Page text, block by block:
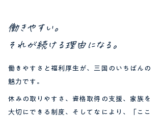
働きやすい。
それが続ける理由になる。
働きやすさと福利厚生が、三国のいちばんの
魅力です。
休みの取りやすさ、資格取得の支援、家族を
大切にできる制度、そしてなにより、「ここ